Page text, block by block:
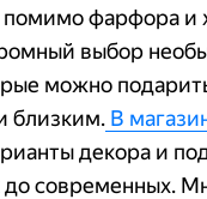
помимо фарфора и
выбор
можно
близким. В
декора и
до современных.